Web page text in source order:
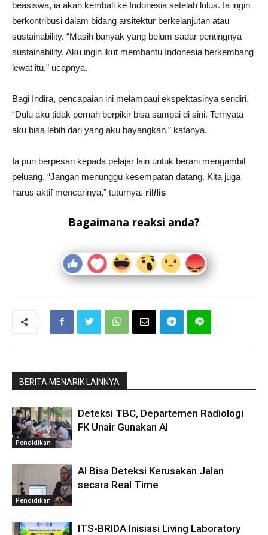
beasiswa, ia akan kembali ke Indonesia setelah lulus. Ia ingin
berkontribusi dalam bidang arsitektur berkelanjutan atau
sustainability. “Masih banyak yang belum sadar pentingnya
sustainability. Aku ingin ikut membantu Indonesia berkembang
lewat itu,” ucapnya.
Bagi Indira, pencapaian ini melampaui ekspektasinya sendiri.
“Dulu aku tidak pernah berpikir bisa sampai di sini. Ternyata
aku bisa lebih dari yang aku bayangkan,” katanya.
Ia pun berpesan kepada pelajar lain untuk berani mengambil
peluang. “Jangan menunggu kesempatan datang. Kita juga
harus aktif mencarinya,” tuturnya. ril/lis
Bagaimana reaksi anda?
BERITA MENARIK LAINNYA
Pendidikan
Deteksi TBC, Departemen Radiologi
FK Unair Gunakan AI
Pendidikan
AI Bisa Deteksi Kerusakan Jalan
secara Real Time
ITS-BRIDA Inisiasi Living Laboratory